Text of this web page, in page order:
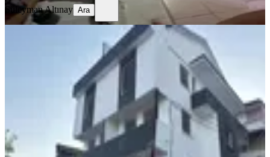
Süleyman Altınay Ara
İzmit Merkezde Deniz Manzaralı Sıfır
2+1 Arakat Daire
İzmit, Zabıtan Mahallesi
2+1
· 2. Kat ·05.08.2026
3.700.000 ₺